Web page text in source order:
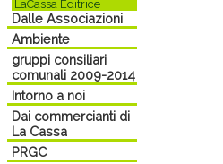
LaCassa Editrice
Dalle Associazioni
Ambiente
gruppi consiliari
comunali 2009-2014
Intorno a noi
Dai commercianti di
La Cassa
PRGC